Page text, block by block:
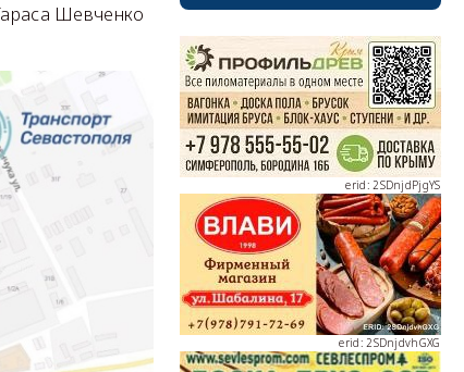
Шевченко
erid: 2SDnjdPjgYS
erid: 2SDnjdvhGXG